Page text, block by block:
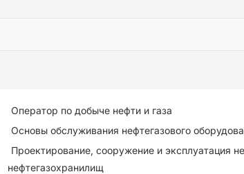
Оператор по добыче нефти и газа
Основы обслуживания нефтегазового
Проектирование, сооружение и эксплуатация
нефтегазохранилищ